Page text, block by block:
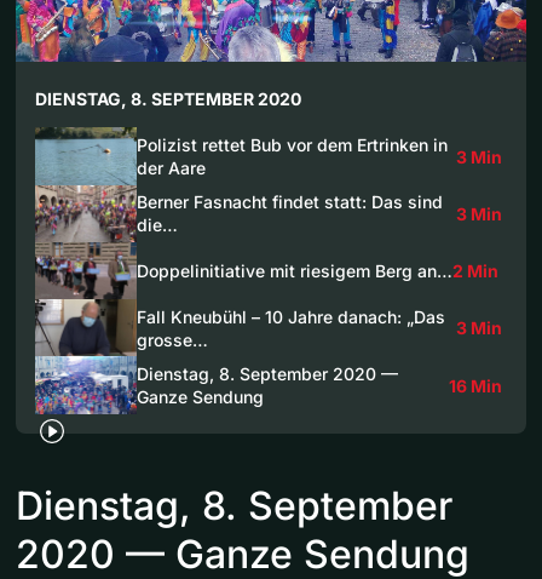
DIENSTAG, 8. SEPTEMBER 2020
Polizist rettet Bub vor dem Ertrinken in
der Aare
3 Min
Berner Fasnacht findet statt: Das sind
die…
3 Min
Doppelinitiative mit riesigem Berg an…2 Min
Fall Kneubühl – 10 Jahre danach: „Das
grosse…
3 Min
Dienstag, 8. September 2020 —
Ganze Sendung
16 Min
Dienstag, 8. September
2020 — Ganze Sendung